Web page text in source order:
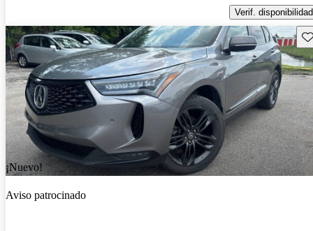
Verif. disponibilidad
¡Nuevo!
Aviso patrocinado